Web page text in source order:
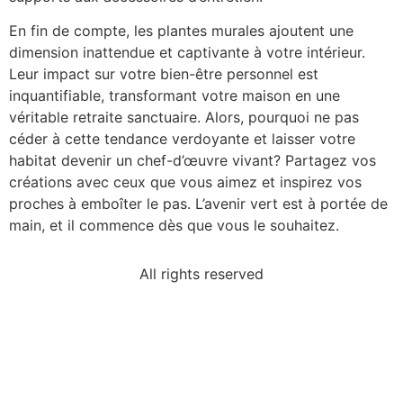
En fin de compte, les plantes murales ajoutent une
dimension inattendue et captivante à votre intérieur.
Leur impact sur votre bien-être personnel est
inquantifiable, transformant votre maison en une
véritable retraite sanctuaire. Alors, pourquoi ne pas
céder à cette tendance verdoyante et laisser votre
habitat devenir un chef-d’œuvre vivant? Partagez vos
créations avec ceux que vous aimez et inspirez vos
proches à emboîter le pas. L’avenir vert est à portée de
main, et il commence dès que vous le souhaitez.
All rights reserved